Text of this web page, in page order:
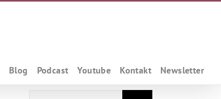
Blog Podcast Youtube Kontakt Newsletter